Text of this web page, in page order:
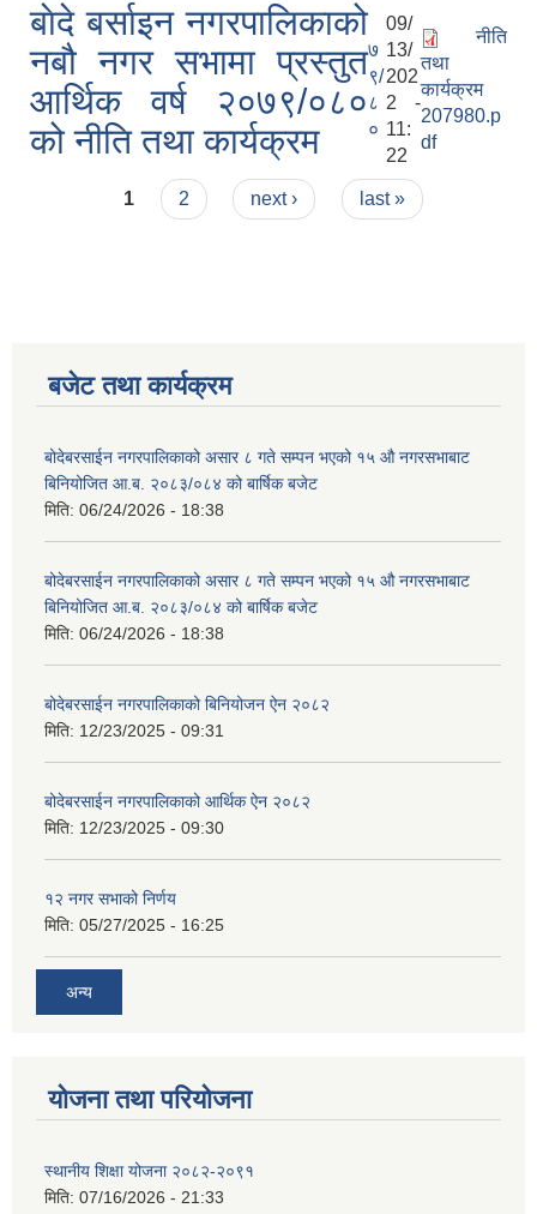
बाेदे बर्साइन नगरपालिकाको
नबौ नगर सभामा प्रस्तुत
आर्थिक वर्ष २०७९/०८०
को नीति तथा कार्यक्रम
७
९/
८
०
09/
13/
202
2 -
11:
22
नीति
तथा
कार्यक्रम
207980.p
df
Pages
1 2 next › last »
बजेट तथा कार्यक्रम
बोदेबरसाईन नगरपालिकाको असार ८ गते सम्पन भएको १५ ‍‍‍औ नगरसभाबाट
बिनियोजित आ.ब. २०८३/०८४ को बार्षिक बजेट
मिति: 06/24/2026 - 18:38
बोदेबरसाईन नगरपालिकाको असार ८ गते सम्पन भएको १५ ‍‍‍औ नगरसभाबाट
बिनियोजित आ.ब. २०८३/०८४ को बार्षिक बजेट
मिति: 06/24/2026 - 18:38
बोदेबरसाईन नगरपालिकाको बिनियोजन ऐन २०८२
मिति: 12/23/2025 - 09:31
बोदेबरसाईन नगरपालिकाको आर्थिक ऐन २०८२
मिति: 12/23/2025 - 09:30
१२ नगर सभाको निर्णय
मिति: 05/27/2025 - 16:25
अन्य
योजना तथा परियोजना
स्थानीय शिक्षा योजना २०८२-२०९१
मिति: 07/16/2026 - 21:33